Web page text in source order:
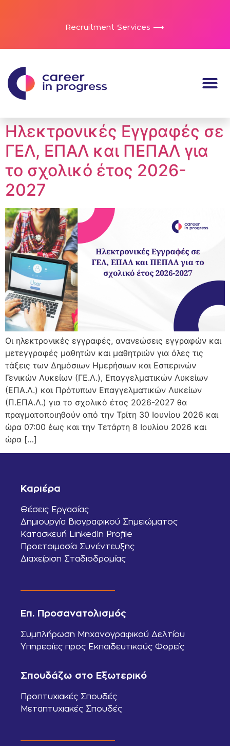
Recruitment Services ⟶
Ηλεκτρονικές Εγγραφές σε
ΓΕΛ, ΕΠΑΛ και ΠΕΠΑΛ για
το σχολικό έτος 2026-
2027
Οι ηλεκτρονικές εγγραφές, ανανεώσεις εγγραφών και
μετεγγραφές μαθητών και μαθητριών για όλες τις
τάξεις των Δημόσιων Ημερήσιων και Εσπερινών
Γενικών Λυκείων (ΓΕ.Λ.), Επαγγελματικών Λυκείων
(ΕΠΑ.Λ.) και Πρότυπων Επαγγελματικών Λυκείων
(Π.ΕΠΑ.Λ.) για το σχολικό έτος 2026-2027 θα
πραγματοποιηθούν από την Τρίτη 30 Ιουνίου 2026 και
ώρα 07:00 έως και την Τετάρτη 8 Ιουλίου 2026 και
ώρα […]
Καριέρα
Θέσεις Εργασίας
Δημιουργία Βιογραφικού Σημειώματος
Κατασκευή LinkedIn Profile
Προετοιμασία Συνέντευξης
Διαχείριση Σταδιοδρομίας
Επ. Προσανατολισμός
Συμπλήρωση Μηχανογραφικού Δελτίου
Υπηρεσίες προς Εκπαιδευτικούς Φορείς
Σπουδάζω στο Εξωτερικό
Προπτυχιακές Σπουδές
Μεταπτυχιακές Σπουδές